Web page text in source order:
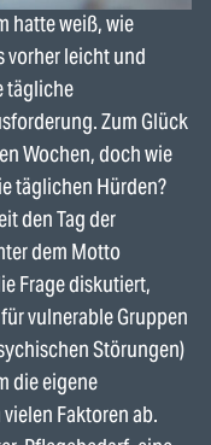
hatte weiß, wie
leicht und
tägliche
Zum Glück
Wochen, doch wie
täglichen Hürden?
den Tag der
dem Motto
Frage diskutiert,
vulnerable Gruppen
Störungen)
die eigene
Faktoren ab.